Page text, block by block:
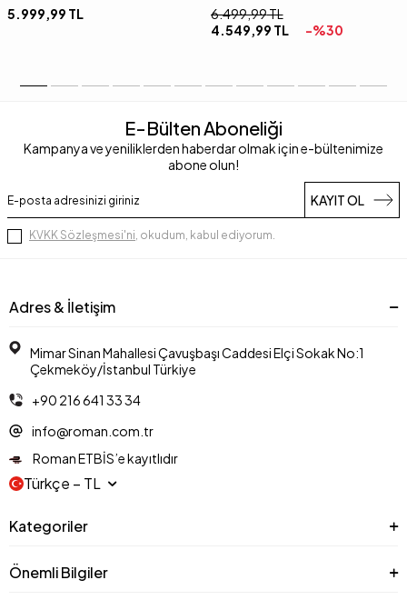
5.999,99 TL 6.499,99TL
4.549,99 TL -%30
E-Bülten Aboneliği
Kampanya ve yeniliklerden haberdar olmak için e-bültenimize
abone olun!
KAYIT OL
KVKK Sözleşmesi'ni, okudum, kabul ediyorum.
Adres & İletişim
Mimar Sinan Mahallesi Çavuşbaşı Caddesi Elçi Sokak No:1
Çekmeköy/İstanbul Türkiye
+90 216 641 33 34
info@roman.com.tr
Roman ETBİS’e kayıtlıdır
Türkçe − TL
Kategoriler
Önemli Bilgiler